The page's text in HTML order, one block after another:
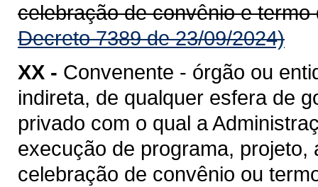
celebração de convênio e
Decreto 7389 de 23/09/2024)
XX - Convenente - órgão ou
indireta, de qualquer esfera de
privado com o qual a
execução de programa,
celebração de convênio ou